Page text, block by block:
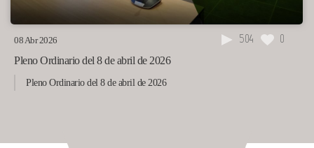
08 Abr 2026 504 0
Pleno Ordinario del 8 de abril de 2026
Pleno Ordinario del 8 de abril de 2026